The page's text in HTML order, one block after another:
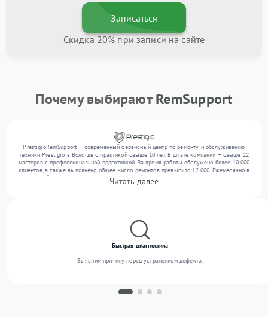
Записаться
Скидка 20% при записи на сайте
Почему выбираютRemSupport
PrestigioRemSupport — современный сервисный центр по ремонту и обслуживанию
техники Prestigio в Вологде с практикой свыше 10 лет. В штате компании — свыше 22
мастеров с профессиональной подготовкой. За время работы обслужено более 10 000
клиентов, а также выполнено общее число ремонтов превысило 12 000. Ежемесячно в
сервисный центр поступает более 300 устройств, включая , , . Мы выполняем ремонт
различного уровня сложности и обеспечиваем надежный результат благодаря опыту
Читать далее
Быстрая диагностика
Выясним причину перед устранением дефекта.